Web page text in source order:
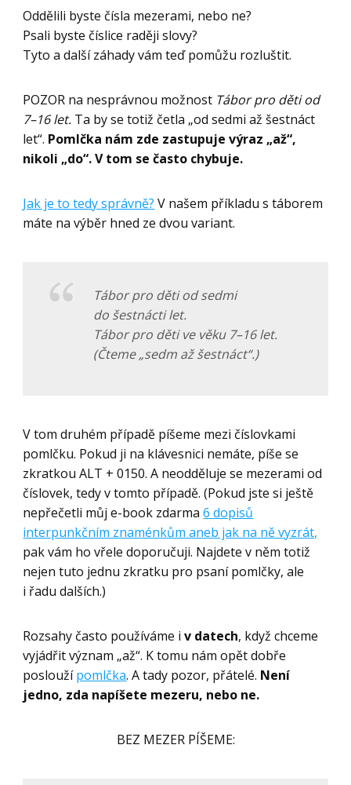
Oddělili byste čísla mezerami, nebo ne?
Psali byste číslice raději slovy?
Tyto a další záhady vám teď pomůžu rozluštit.
POZOR na nesprávnou možnost Tábor pro děti od
7–16 let. Ta by se totiž četla „od sedmi až šestnáct
let“. Pomlčka nám zde zastupuje výraz „až“,
nikoli „do“. V tom se často chybuje.
Jak je to tedy správně? V našem příkladu s táborem
máte na výběr hned ze dvou variant.
Tábor pro děti od sedmi
do šestnácti let.
Tábor pro děti ve věku 7–16 let.
(Čteme „sedm až šestnáct“.)
V tom druhém případě píšeme mezi číslovkami
pomlčku. Pokud ji na klávesnici nemáte, píše se
zkratkou ALT + 0150. A neodděluje se mezerami od
číslovek, tedy v tomto případě. (Pokud jste si ještě
nepřečetli můj e-book zdarma6 dopisů
interpunkčním znaménkům aneb jak na ně vyzrát,
pak vám ho vřele doporučuji. Najdete v něm totiž
nejen tuto jednu zkratku pro psaní pomlčky, ale
i řadu dalších.)
Rozsahy často používáme iv datech, když chceme
vyjádřit význam „až“. K tomu nám opět dobře
posloužípomlčka. A tady pozor, přátelé. Není
jedno, zda napíšete mezeru, nebo ne.
BEZ MEZER PÍŠEME: